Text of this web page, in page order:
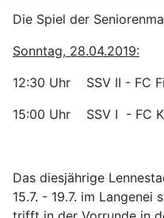
Die Spiel der
Sonntag, 28.04.2019:
12:30 Uhr SSV II - FC
15:00 Uhr SSV I - FC
Das diesjährige
15.7. - 19.7. im Langenei